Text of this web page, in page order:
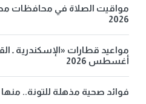
2026
أغسطس 2026
فوائد صحية مذهلة للتونة..